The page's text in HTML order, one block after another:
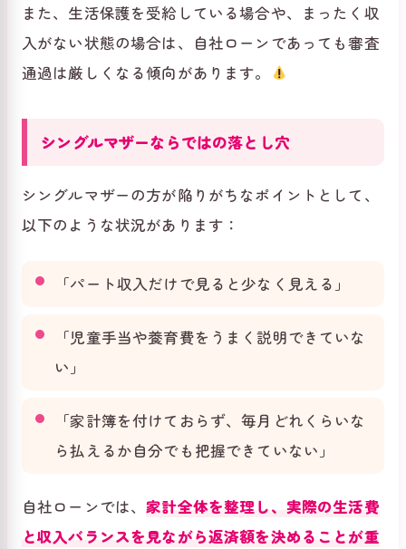
また、生活保護を受給している場合や、まったく収
入がない状態の場合は、自社ローンであっても審査
通過は厳しくなる傾向があります。
シングルマザーならではの落とし穴
シングルマザーの方が陥りがちなポイントとして、
以下のような状況があります：
「パート収入だけで見ると少なく見える」
「児童手当や養育費をうまく説明できていな
い」
「家計簿を付けておらず、毎月どれくらいな
ら払えるか自分でも把握できていない」
自社ローンでは、家計全体を整理し、実際の生活費
と収入バランスを見ながら返済額を決めることが重